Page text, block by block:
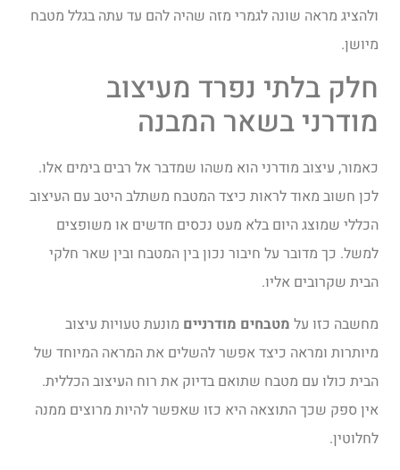
ולהציג מראה שונה לגמרי מזה שהיה להם עד עתה בגלל מטבח
מיושן.
חלק בלתי נפרד מעיצוב
מודרני בשאר המבנה
כאמור, עיצוב מודרני הוא משהו שמדבר אל רבים בימים אלו.
לכן חשוב מאוד לראות כיצד המטבח משתלב היטב עם העיצוב
הכללי שמוצג היום בלא מעט נכסים חדשים או משופצים
למשל. כך מדובר על חיבור נכון בין המטבח ובין שאר חלקי
הבית שקרובים אליו.
מחשבה כזו על מטבחים מודרניים מונעת טעויות עיצוב
מיותרות ומראה כיצד אפשר להשלים את המראה המיוחד של
הבית כולו עם מטבח שתואם בדיוק את רוח העיצוב הכללית.
אין ספק שכך התוצאה היא כזו שאפשר להיות מרוצים ממנה
לחלוטין.